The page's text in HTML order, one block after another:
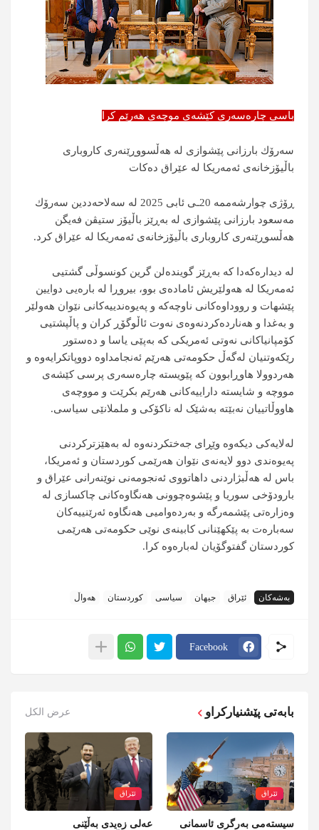
باسی چارەسەری کێشەی موچەی هەرێم کرا
سەرۆك بارزانی پێشوازی لە هەڵسووڕێنەری كاروباری
باڵیۆزخانەی ئەمەریكا لە عێراق دەكات
ڕۆژی چوارشەممە 20ـی ئابی 2025 لە سەلاحەددین سەرۆك
مەسعود بارزانی پێشوازی لە بەڕێز باڵیۆز ستیڤن فەیگن
هەڵسوڕێنەری كاروباری باڵیۆزخانەی ئەمەریكا لە عێراق كرد.
لە دیدارەكەدا كە بەڕێز گویندەلن گرین كونسوڵی گشتیی
ئەمەریكا لە هەولێریش ئامادەی بوو، بیروڕا لە بارەیی دوایین
پێشهات و رووداوەکانی ناوچەکە و پەیوەندییەکانی نێوان هەولێر
و بەغدا و هەناردەکردنەوەی نەوت ئاڵوگۆڕ کران و پاڵپشتیی
کۆمپانیاکانی نەوتی ئەمریکی کە بەپێی یاسا و دەستور
رێکەوتنیان لەگەڵ حکومەتی هەرێم ئەنجامداوە دووپاتکرایەوە و
هەردوولا هاوڕابوون کە پێویستە چارەسەری پرسی کێشەی
مووچە و شایستە داراییەکانی هەرێم بکرێت و مووچەی
هاووڵاتییان نەبێتە بەشێک لە ناکۆکی و ململانێی سیاسی.
لەلایەکی دیکەوە وێڕای جەختکردنەوە لە بەهێزترکردنی
پەیوەندی دوو لایەنەی نێوان هەرێمی کوردستان و ئەمریکا،
باس لە هەڵبژاردنی داهاتووی ئەنجومەنی نوێنەرانی عێراق و
بارودۆخی سوریا و پێشوەچوونی هەنگاوەکانی چاکسازی لە
وەزارەتی پێشمەرگە و بەردەوامیی هەنگاوە ئەرێنییەکان
سەبارەت بە پێکهێنانی کابینەی نوێی حکومەتی هەرێمی
کوردستان گفتوگۆیان لەبارەوە کرا.
بەشەکان ئێراق جیهان سیاسی کوردستان هەواڵ
Facebook
بابەتی پێشنیارکراو عرض الكل
ئێراق
سیستەمی بەرگری ئاسمانی
ئێراق
عەلی زەیدی بەڵێنی